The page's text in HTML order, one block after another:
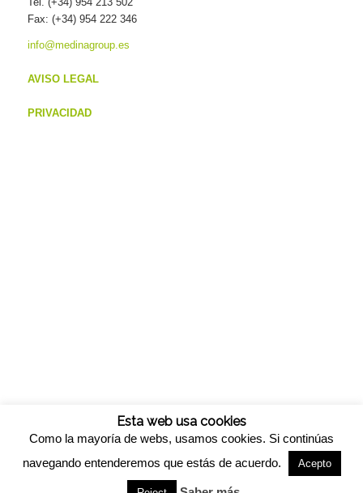
Fax: (+34) 954 222 346
info@medinagroup.es
AVISO LEGAL
PRIVACIDAD
Enfold WordPress Theme by Kriesi
Esta web usa cookies
Como la mayoría de webs, usamos cookies. Si continúas
navegando entenderemos que estás de acuerdo.
Acepto